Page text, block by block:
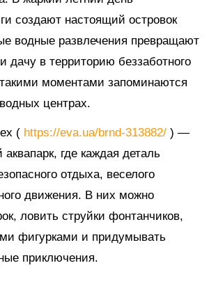
создают настоящий островок
водные развлечения превращают
дачу в территорию беззаботного
моментами запоминаются
центрах.
( https://eva.ua/brnd-313882/ ) —
где каждая деталь
отдыха, веселого
движения. В них можно
ловить струйки фонтанчиков,
фигурками и придумывать
приключения.